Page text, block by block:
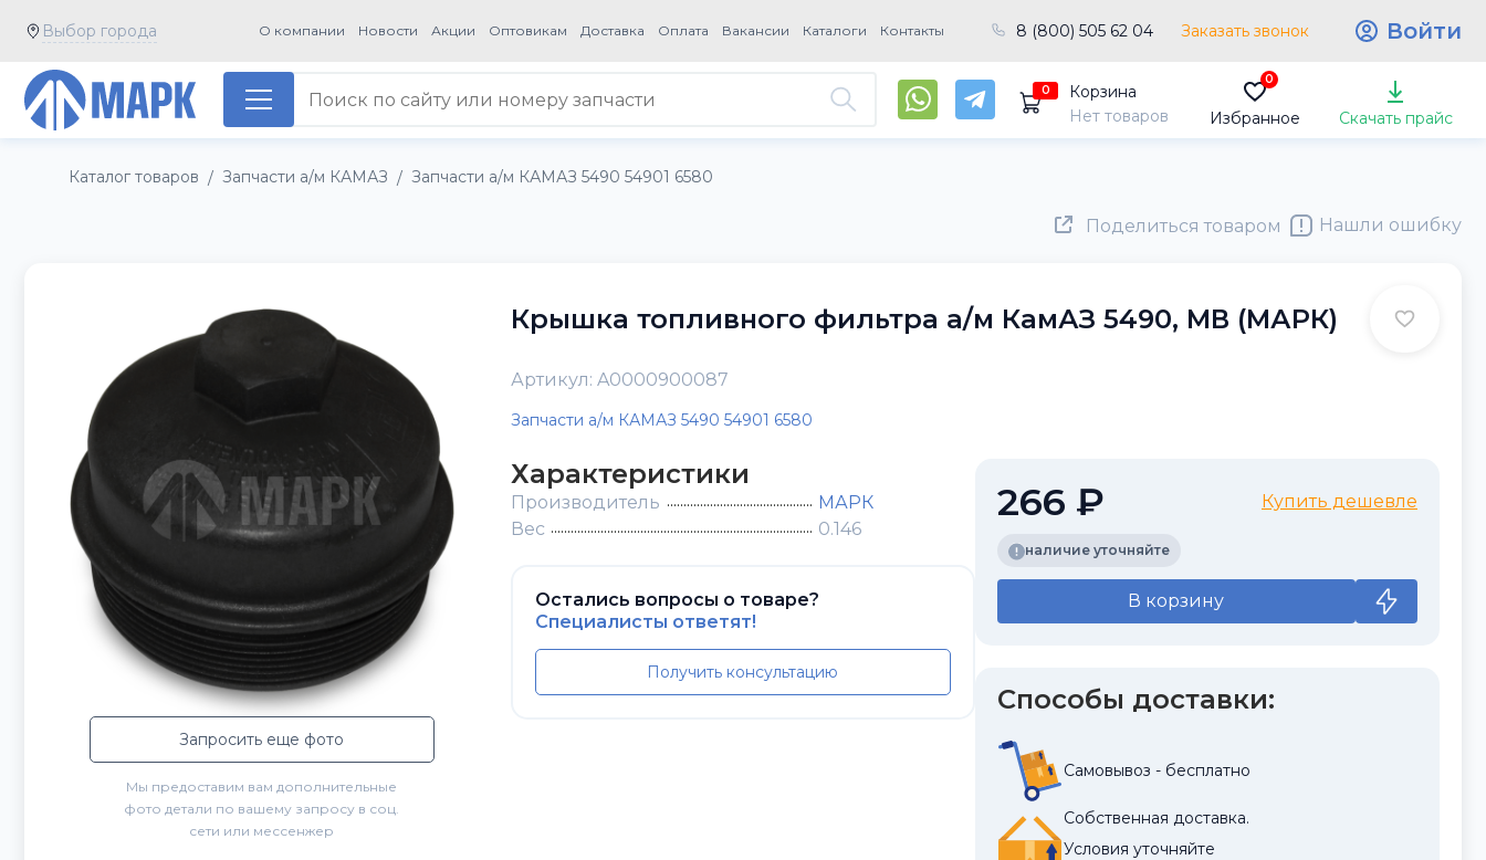
Выбор города О компании Новости Акции Оптовикам Доставка Оплата Вакансии Каталоги Контакты 8 (800) 505 62 04 Заказать звонок Войти
0
Корзина
Нет товаров
0
Избранное Скачать прайс
Каталог товаров / Запчасти а/м КАМАЗ / Запчасти а/м КАМАЗ 5490 54901 6580
Поделиться товаром Нашли ошибку
Запросить еще фото
Мы предоставим вам дополнительные
фото детали по вашему запросу в соц.
сети или мессенжер
Крышка топливного фильтра а/м КамАЗ 5490, MВ (МАРК)
Артикул: A0000900087
Запчасти а/м КАМАЗ 5490 54901 6580
Характеристики
Производитель
МАРК
Вес
0.146
Остались вопросы о товаре?
Специалисты ответят!
Получить консультацию
266 ₽ Купить дешевле
наличие уточняйте
В корзину
Способы доставки:
Самовывоз - бесплатно
Собственная доставка.
Условия уточняйте